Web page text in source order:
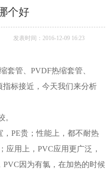
个好
发表时间：2016-12-09 16:23
缩套管、PVDF热缩套管、
指标接近，今天我们来分析
。
PE贵；性能上，都不耐热
应用上，PVC应用更广泛，
因为有氯，在加热的时候